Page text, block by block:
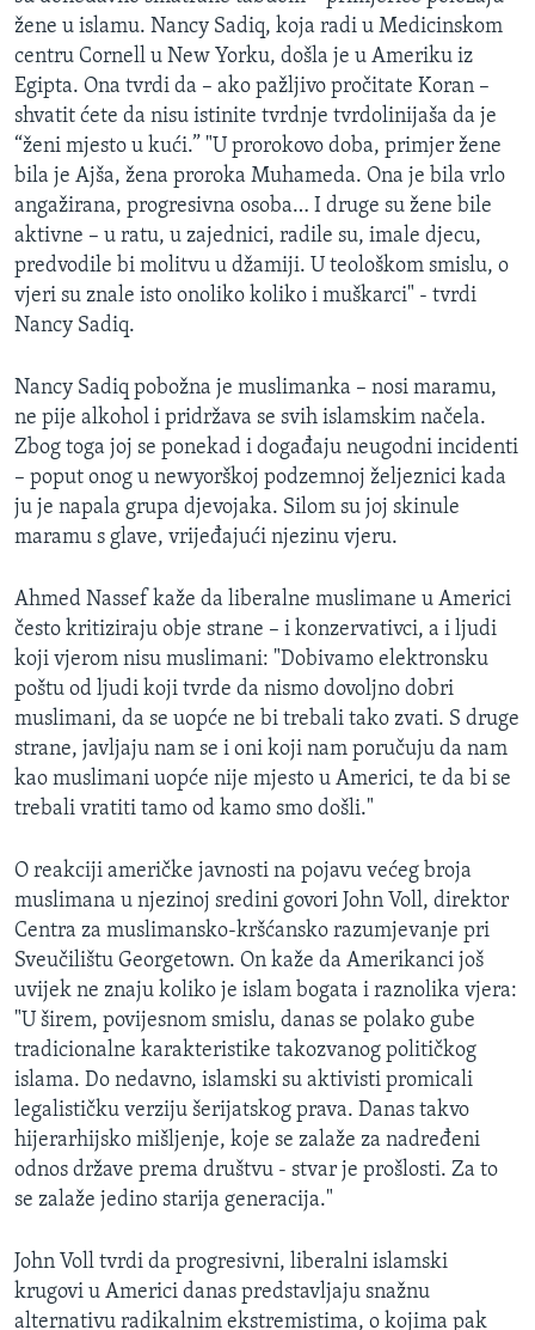
žene u islamu. Nancy Sadiq, koja radi u Medicinskom
centru Cornell u New Yorku, došla je u Ameriku iz
Egipta. Ona tvrdi da – ako pažljivo pročitate Koran –
shvatit ćete da nisu istinite tvrdnje tvrdolinijaša da je
“ženi mjesto u kući.” "U prorokovo doba, primjer žene
bila je Ajša, žena proroka Muhameda. Ona je bila vrlo
angažirana, progresivna osoba… I druge su žene bile
aktivne – u ratu, u zajednici, radile su, imale djecu,
predvodile bi molitvu u džamiji. U teološkom smislu, o
vjeri su znale isto onoliko koliko i muškarci" - tvrdi
Nancy Sadiq.
Nancy Sadiq pobožna je muslimanka – nosi maramu,
ne pije alkohol i pridržava se svih islamskim načela.
Zbog toga joj se ponekad i događaju neugodni incidenti
– poput onog u newyorškoj podzemnoj željeznici kada
ju je napala grupa djevojaka. Silom su joj skinule
maramu s glave, vrijeđajući njezinu vjeru.
Ahmed Nassef kaže da liberalne muslimane u Americi
često kritiziraju obje strane – i konzervativci, a i ljudi
koji vjerom nisu muslimani: "Dobivamo elektronsku
poštu od ljudi koji tvrde da nismo dovoljno dobri
muslimani, da se uopće ne bi trebali tako zvati. S druge
strane, javljaju nam se i oni koji nam poručuju da nam
kao muslimani uopće nije mjesto u Americi, te da bi se
trebali vratiti tamo od kamo smo došli."
O reakciji američke javnosti na pojavu većeg broja
muslimana u njezinoj sredini govori John Voll, direktor
Centra za muslimansko-kršćansko razumjevanje pri
Sveučilištu Georgetown. On kaže da Amerikanci još
uvijek ne znaju koliko je islam bogata i raznolika vjera:
"U širem, povijesnom smislu, danas se polako gube
tradicionalne karakteristike takozvanog političkog
islama. Do nedavno, islamski su aktivisti promicali
legalističku verziju šerijatskog prava. Danas takvo
hijerarhijsko mišljenje, koje se zalaže za nadređeni
odnos države prema društvu - stvar je prošlosti. Za to
se zalaže jedino starija generacija."
John Voll tvrdi da progresivni, liberalni islamski
krugovi u Americi danas predstavljaju snažnu
alternativu radikalnim ekstremistima, o kojima pak